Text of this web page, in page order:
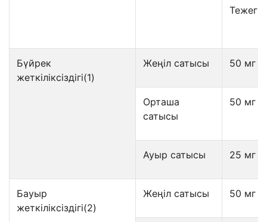
Бүйрек
жеткіліксіздігі(1)
Жеңіл сатысы 50 мг
Орташа
сатысы
50 мг
Ауыр сатысы 25 мг
Бауыр
жеткіліксіздігі(2)
Жеңіл сатысы 50 мг